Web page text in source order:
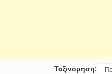
Ταξινόμηση: